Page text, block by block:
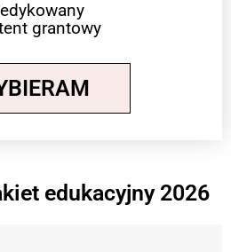
grantowy
edukacyjny 2026